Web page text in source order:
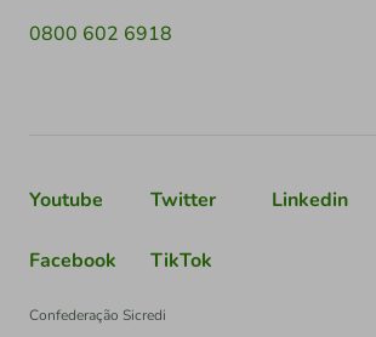
0800 602 6918
Youtube Twitter Linkedin
Facebook TikTok
Confederação Sicredi